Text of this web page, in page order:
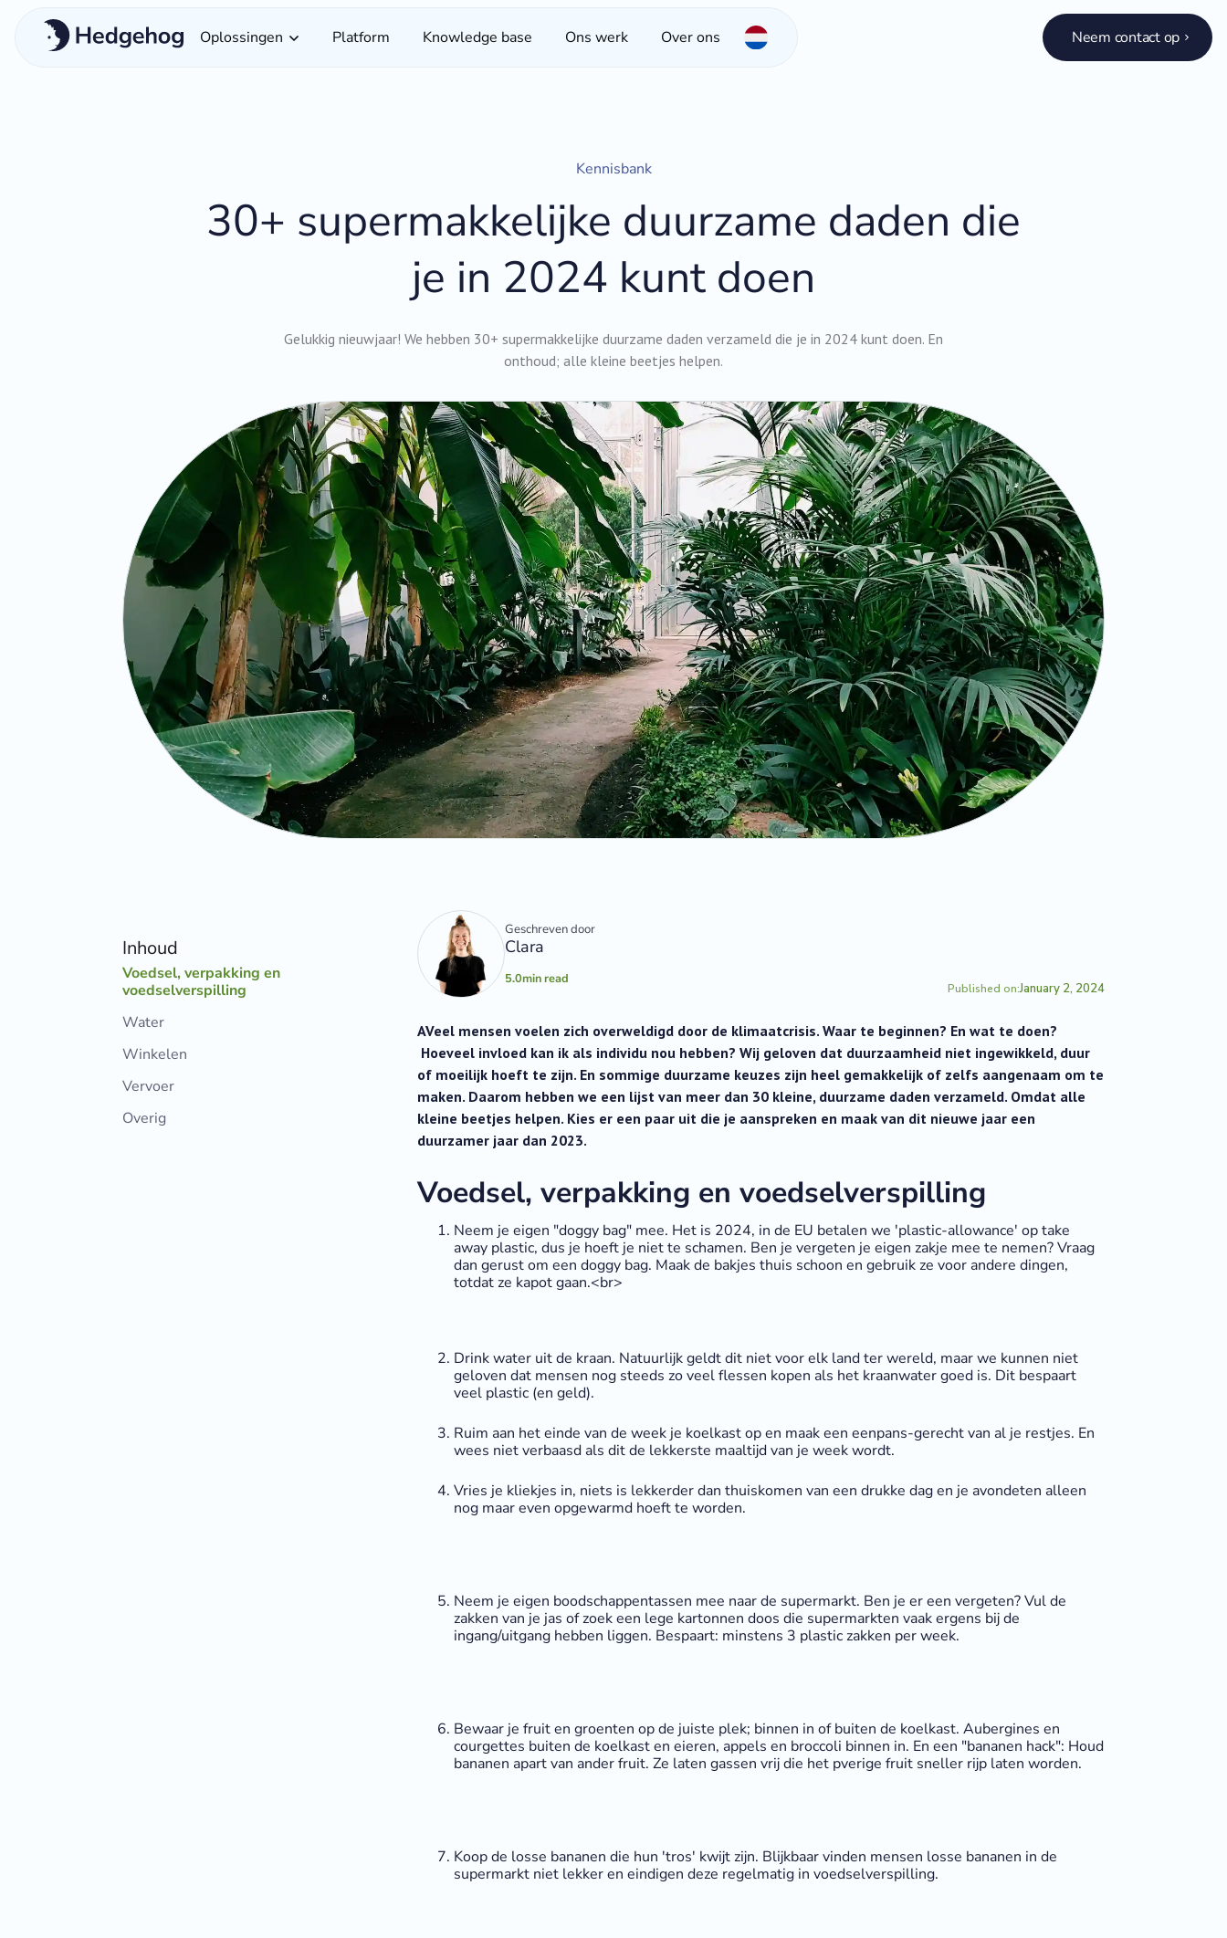
Oplossingen Platform Knowledge base Ons werk Over ons Neem contact op
Kennisbank
30+ supermakkelijke duurzame daden die
je in 2024 kunt doen
Gelukkig nieuwjaar! We hebben 30+ supermakkelijke duurzame daden verzameld die je in 2024 kunt doen. En
onthoud; alle kleine beetjes helpen.
Inhoud
Voedsel, verpakking en
voedselverspilling
Water
Winkelen
Vervoer
Overig
Geschreven door
Clara
5.0min read
Published on:January 2, 2024
AVeel mensen voelen zich overweldigd door de klimaatcrisis. Waar te beginnen? En wat te doen?
Hoeveel invloed kan ik als individu nou hebben? Wij geloven dat duurzaamheid niet ingewikkeld, duur
of moeilijk hoeft te zijn. En sommige duurzame keuzes zijn heel gemakkelijk of zelfs aangenaam om te
maken. Daarom hebben we een lijst van meer dan 30 kleine, duurzame daden verzameld. Omdat alle
kleine beetjes helpen. Kies er een paar uit die je aanspreken en maak van dit nieuwe jaar een
duurzamer jaar dan 2023.
Voedsel, verpakking en voedselverspilling
Neem je eigen "doggy bag" mee. Het is 2024, in de EU betalen we 'plastic-allowance' op take
away plastic, dus je hoeft je niet te schamen. Ben je vergeten je eigen zakje mee te nemen? Vraag
dan gerust om een doggy bag. Maak de bakjes thuis schoon en gebruik ze voor andere dingen,
totdat ze kapot gaan.<br>
Drink water uit de kraan. Natuurlijk geldt dit niet voor elk land ter wereld, maar we kunnen niet
geloven dat mensen nog steeds zo veel flessen kopen als het kraanwater goed is. Dit bespaart
veel plastic (en geld).
Ruim aan het einde van de week je koelkast op en maak een eenpans-gerecht van al je restjes. En
wees niet verbaasd als dit de lekkerste maaltijd van je week wordt.
Vries je kliekjes in, niets is lekkerder dan thuiskomen van een drukke dag en je avondeten alleen
nog maar even opgewarmd hoeft te worden.
Neem je eigen boodschappentassen mee naar de supermarkt. Ben je er een vergeten? Vul de
zakken van je jas of zoek een lege kartonnen doos die supermarkten vaak ergens bij de
ingang/uitgang hebben liggen. Bespaart: minstens 3 plastic zakken per week.
Bewaar je fruit en groenten op de juiste plek; binnen in of buiten de koelkast. Aubergines en
courgettes buiten de koelkast en eieren, appels en broccoli binnen in. En een "bananen hack": Houd
bananen apart van ander fruit. Ze laten gassen vrij die het pverige fruit sneller rijp laten worden.
Koop de losse bananen die hun 'tros' kwijt zijn. Blijkbaar vinden mensen losse bananen in de
supermarkt niet lekker en eindigen deze regelmatig in voedselverspilling.